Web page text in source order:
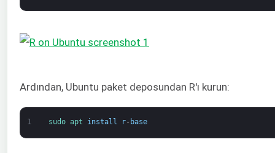
Ardından, Ubuntu paket deposundan R'ı kurun:
1 sudo apt install r- base